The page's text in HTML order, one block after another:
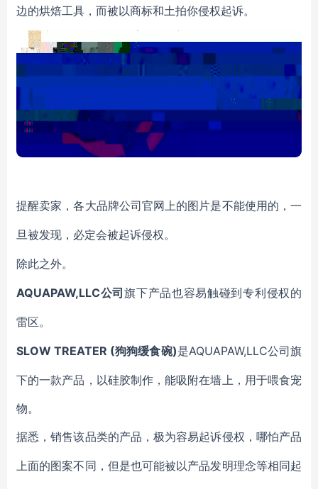
边的烘焙工具，而被以商标和土拍你侵权起诉。
提醒卖家，各大品牌公司官网上的图片是不能使用的，一
旦被发现，必定会被起诉侵权。
除此之外。
AQUAPAW,LLC公司旗下产品也容易触碰到专利侵权的
雷区。
SLOW TREATER (狗狗缓食碗)是AQUAPAW,LLC公司旗
下的一款产品，以硅胶制作，能吸附在墙上，用于喂食宠
物。
据悉，销售该品类的产品，极为容易起诉侵权，哪怕产品
上面的图案不同，但是也可能被以产品发明理念等相同起